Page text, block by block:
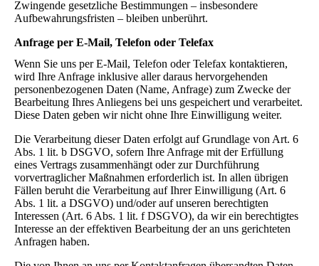
Zwingende gesetzliche Bestimmungen – insbesondere
Aufbewahrungsfristen – bleiben unberührt.
Anfrage per E-Mail, Telefon oder Telefax
Wenn Sie uns per E-Mail, Telefon oder Telefax kontaktieren,
wird Ihre Anfrage inklusive aller daraus hervorgehenden
personenbezogenen Daten (Name, Anfrage) zum Zwecke der
Bearbeitung Ihres Anliegens bei uns gespeichert und verarbeitet.
Diese Daten geben wir nicht ohne Ihre Einwilligung weiter.
Die Verarbeitung dieser Daten erfolgt auf Grundlage von Art. 6
Abs. 1 lit. b DSGVO, sofern Ihre Anfrage mit der Erfüllung
eines Vertrags zusammenhängt oder zur Durchführung
vorvertraglicher Maßnahmen erforderlich ist. In allen übrigen
Fällen beruht die Verarbeitung auf Ihrer Einwilligung (Art. 6
Abs. 1 lit. a DSGVO) und/oder auf unseren berechtigten
Interessen (Art. 6 Abs. 1 lit. f DSGVO), da wir ein berechtigtes
Interesse an der effektiven Bearbeitung der an uns gerichteten
Anfragen haben.